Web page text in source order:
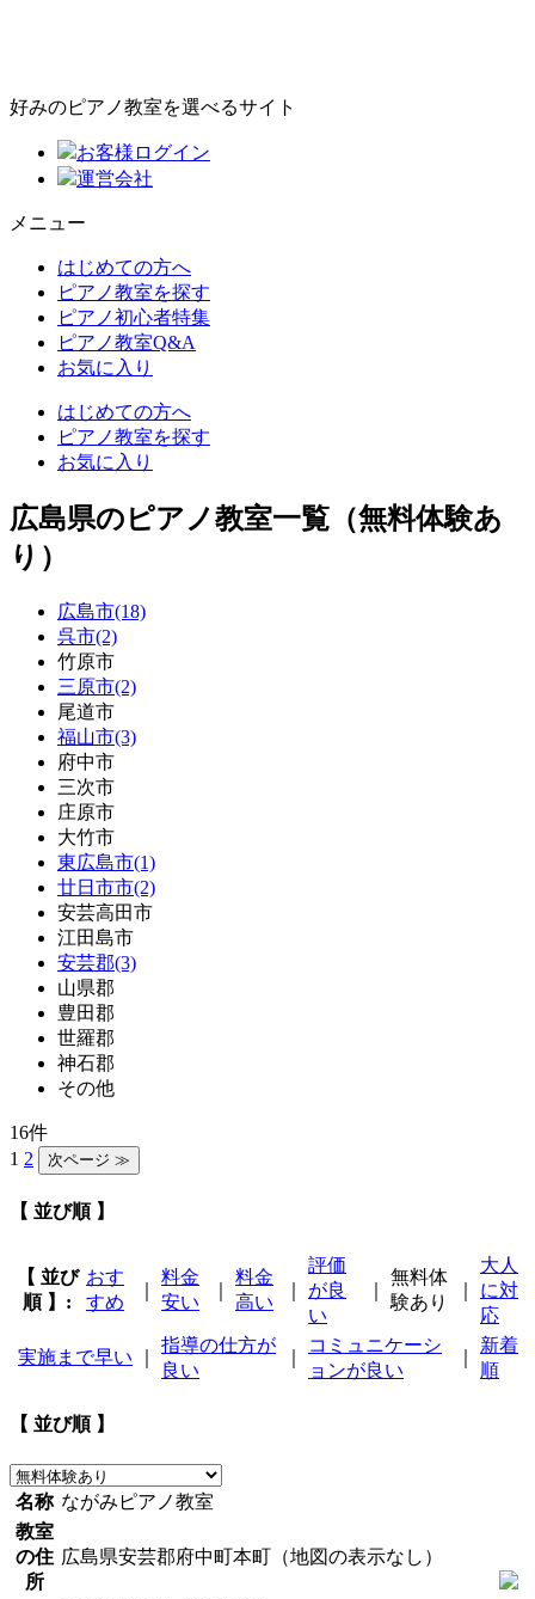
好みのピアノ教室を選べるサイト
お客様ログイン
運営会社
メニュー
はじめての方へ
ピアノ教室を探す
ピアノ初心者特集
ピアノ教室Q&A
お気に入り
はじめての方へ
ピアノ教室を探す
お気に入り
広島県のピアノ教室一覧（無料体験あ
り）
広島市(18)
呉市(2)
竹原市
三原市(2)
尾道市
福山市(3)
府中市
三次市
庄原市
大竹市
東広島市(1)
廿日市市(2)
安芸高田市
江田島市
安芸郡(3)
山県郡
豊田郡
世羅郡
神石郡
その他
16件
1 2
【 並び順 】
【 並び
順 】:
おす
すめ
料金
安い
料金
高い
評価
が良
い
無料体
験あり
大人
に対
応
実施まで早い
指導の仕方が
良い
コミュニケーシ
ョンが良い
新着
順
【 並び順 】
名称 ながみピアノ教室
教室
の住
所
広島県安芸郡府中町本町（地図の表示なし）